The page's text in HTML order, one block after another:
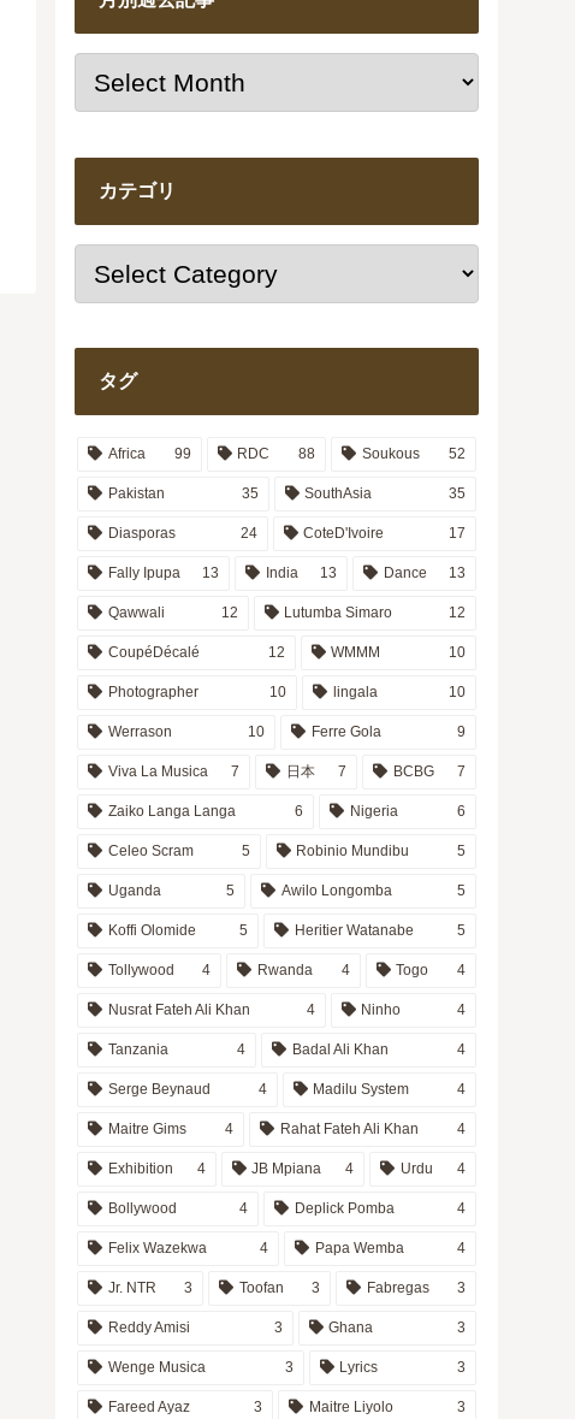
カテゴリ
タグ
Africa 99 RDC 88 Soukous 52
Pakistan 35 SouthAsia 35
Diasporas 24 CoteD'Ivoire 17
Fally Ipupa 13 India 13 Dance 13
Qawwali 12 Lutumba Simaro 12
CoupéDécalé 12 WMMM 10
Photographer 10 lingala 10
Werrason 10 Ferre Gola 9
Viva La Musica 7 日本 7 BCBG 7
Zaiko Langa Langa 6 Nigeria 6
Celeo Scram 5 Robinio Mundibu 5
Uganda 5 Awilo Longomba 5
Koffi Olomide 5 Heritier Watanabe 5
Tollywood 4 Rwanda 4 Togo 4
Nusrat Fateh Ali Khan 4 Ninho 4
Tanzania 4 Badal Ali Khan 4
Serge Beynaud 4 Madilu System 4
Maitre Gims 4 Rahat Fateh Ali Khan 4
Exhibition 4 JB Mpiana 4 Urdu 4
Bollywood 4 Deplick Pomba 4
Felix Wazekwa 4 Papa Wemba 4
Jr. NTR 3 Toofan 3 Fabregas 3
Reddy Amisi 3 Ghana 3
Wenge Musica 3 Lyrics 3
Fareed Ayaz 3 Maitre Liyolo 3